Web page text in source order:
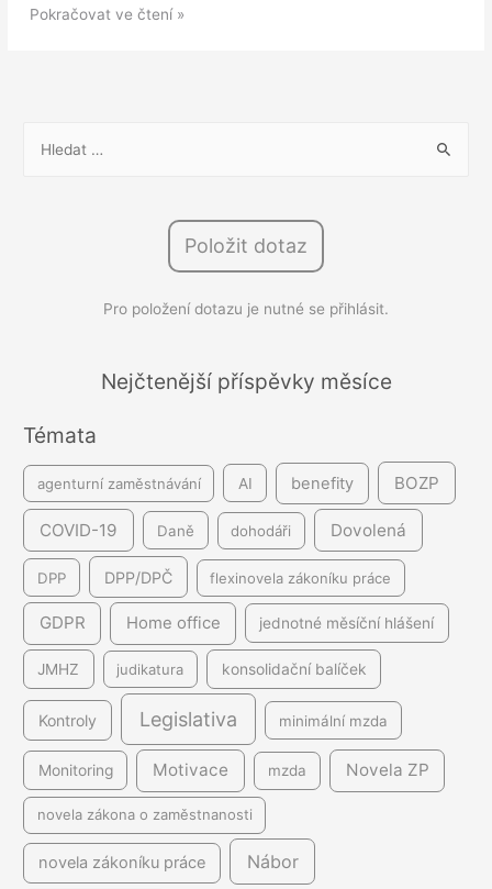
DOTAZ:
po
Pokračovat ve čtení »
í
Položit dotaz
Pro položení dotazu je nutné se přihlásit.
Nejčtenější příspěvky měsíce
Témata
agenturní zaměstnávání AI benefity BOZP
COVID-19 Daně dohodáři Dovolená
DPP DPP/DPČ flexinovela zákoníku práce
GDPR Home office jednotné měsíční hlášení
JMHZ judikatura konsolidační balíček
Kontroly Legislativa minimální mzda
Monitoring Motivace mzda Novela ZP
novela zákona o zaměstnanosti
novela zákoníku práce Nábor